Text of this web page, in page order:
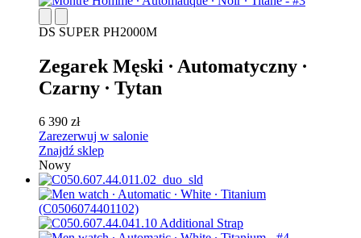
DS SUPER PH2000M
Zegarek Męski ∙ Automatyczny ∙
Czarny ∙ Tytan
6 390 zł
Zarezerwuj w salonie
Znajdź sklep
Nowy